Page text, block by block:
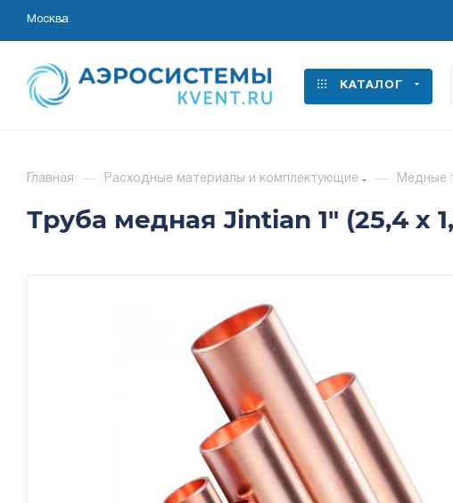
Москва
КАТАЛОГ
Главная — Расходные материалы и комплектующие — Медные
Труба медная Jintian 1" (25,4 х